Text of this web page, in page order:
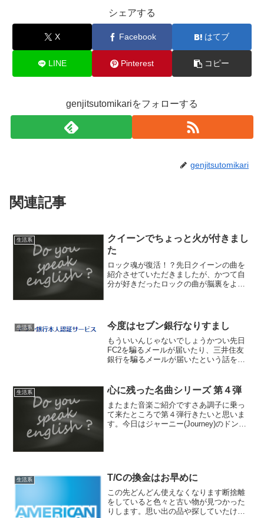
シェアする
X Facebook はてブ
LINE Pinterest コピー
genjitsutomikariをフォローする
genjitsutomikari
関連記事
生活系
クイーンでちょっと火が付きまし
た
ロック魂が復活！？先日クイーンの曲を
紹介させていただきましたが、かつて自
分が好きだったロックの曲が脳裏をよぎ
い...
生活系 今度はセブン銀行なりすまし
もういいんじゃないでしょうかつい先日
FC2を騙るメールが届いたり、三井住友
銀行を騙るメールが届いたという話をさ
ト、いい加減にしなさいと言いたくなっ
ちゃうようなお粗末なや...
生活系 心に残った名曲シリーズ 第４弾
またまた音楽ご紹介ですさあ調子に乗っ
て来たところで第４弾行きたいと思いま
す。今日はジャーニー(Journey)のドント
生活系 T/Cの換金はお早めに
この先どんどん使えなくなります断捨離
をしていると色々と古い物が見つかった
りします。思い出の品や探していたけど